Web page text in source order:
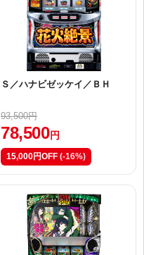
Ｓ／ハナビゼッケイ／ＢＨ
93,500円
78,500 円
15,000円OFF (-16%)